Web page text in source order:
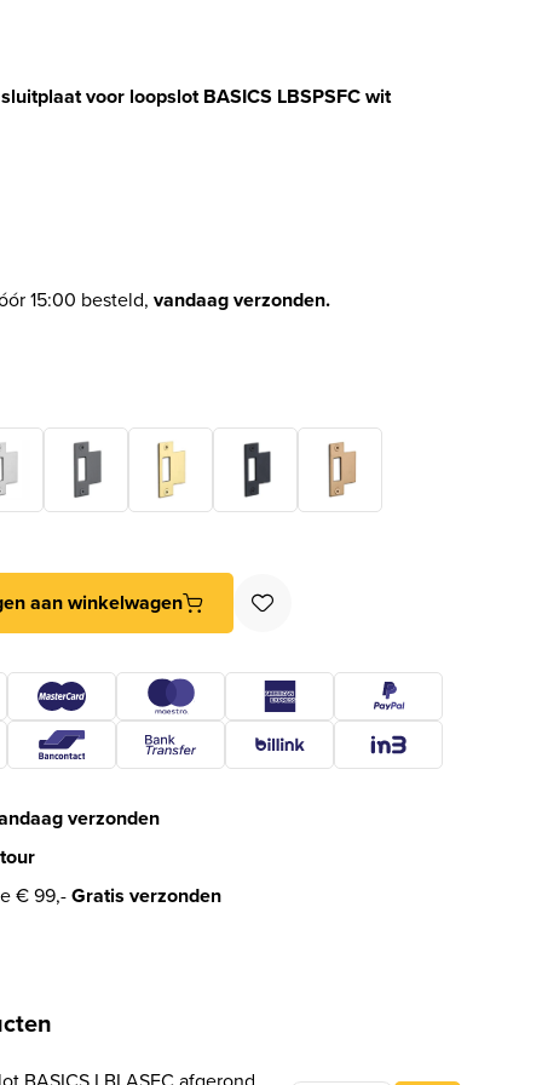
voor loopslot BASICS LBSPSFC wit
prijs was: € 4,34.
prijs is: € 4,10.
15:00 besteld, vandaag verzonden.
voor loopslot BASICS LBSPSFC wit aantal
aan winkelwagen
verzonden
€ 99,-Gratis verzonden